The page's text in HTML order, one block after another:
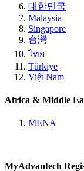
대한민국
Malaysia
Singapore
台灣
ไทย
Türkiye
Việt Nam
Africa & Middle
MENA
MyAdvantech